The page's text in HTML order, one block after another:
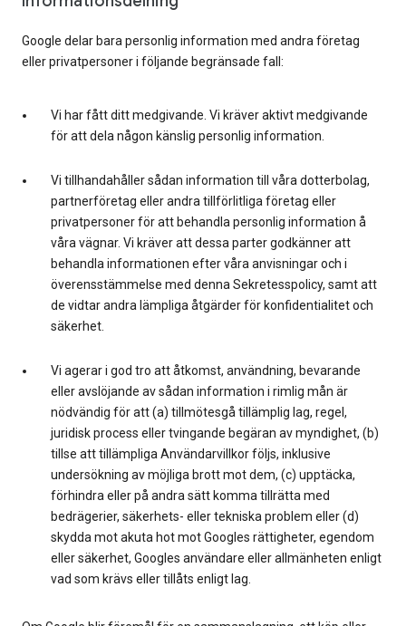
Google delar bara personlig information med andra företag
eller privatpersoner i följande begränsade fall:
Vi har fått ditt medgivande. Vi kräver aktivt medgivande
för att dela någon känslig personlig information.
Vi tillhandahåller sådan information till våra dotterbolag,
partnerföretag eller andra tillförlitliga företag eller
privatpersoner för att behandla personlig information å
våra vägnar. Vi kräver att dessa parter godkänner att
behandla informationen efter våra anvisningar och i
överensstämmelse med denna Sekretesspolicy, samt att
de vidtar andra lämpliga åtgärder för konfidentialitet och
säkerhet.
Vi agerar i god tro att åtkomst, användning, bevarande
eller avslöjande av sådan information i rimlig mån är
nödvändig för att (a) tillmötesgå tillämplig lag, regel,
juridisk process eller tvingande begäran av myndighet, (b)
tillse att tillämpliga Användarvillkor följs, inklusive
undersökning av möjliga brott mot dem, (c) upptäcka,
förhindra eller på andra sätt komma tillrätta med
bedrägerier, säkerhets- eller tekniska problem eller (d)
skydda mot akuta hot mot Googles rättigheter, egendom
eller säkerhet, Googles användare eller allmänheten enligt
vad som krävs eller tillåts enligt lag.